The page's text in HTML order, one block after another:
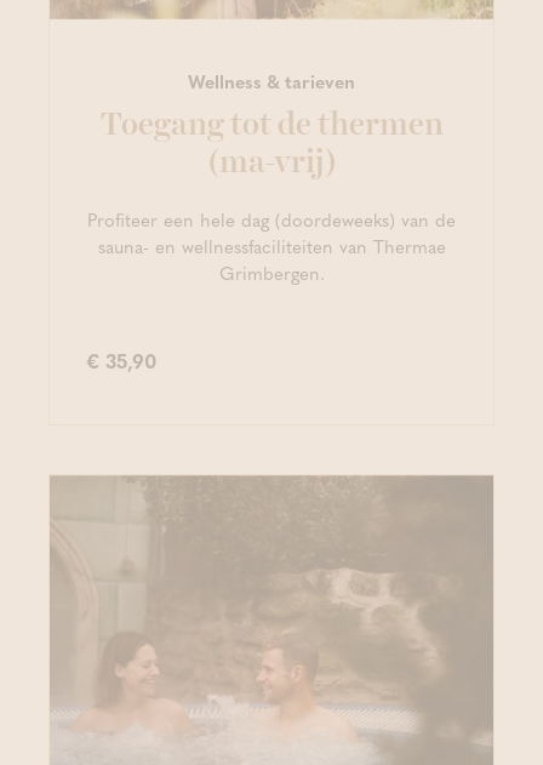
Wellness & tarieven
Toegang tot de thermen
(ma-vrij)
Profiteer een hele dag (doordeweeks) van de
sauna- en wellnessfaciliteiten van Thermae
Grimbergen.
€ 35,90